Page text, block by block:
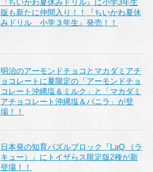
『ちいかわ夏休みドリル』に小学3年生
版も新たに仲間入り！！『ちいかわ夏休
みドリル 小学３年生』発売！！
明治のアーモンドチョコとマカダミアチ
ョコレートに夏限定の「アーモンドチョ
コレート沖縄塩＆ミルク」と「マカダミ
アチョコレート沖縄塩＆バニラ」が登
場！！
日本発の知育パズルブロック『LaQ （ラ
キュー）』にトイザらス限定版2種が新
登場！！